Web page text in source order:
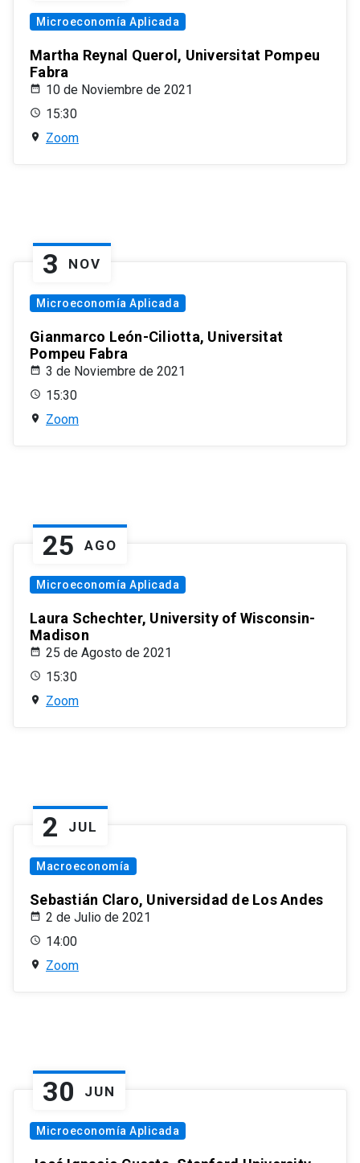
Microeconomía Aplicada
Martha Reynal Querol, Universitat Pompeu
Fabra
10 de Noviembre de 2021
15:30
Zoom
3 NOV
Microeconomía Aplicada
Gianmarco León-Ciliotta, Universitat
Pompeu Fabra
3 de Noviembre de 2021
15:30
Zoom
25 AGO
Microeconomía Aplicada
Laura Schechter, University of Wisconsin-
Madison
25 de Agosto de 2021
15:30
Zoom
2 JUL
Macroeconomía
Sebastián Claro, Universidad de Los Andes
2 de Julio de 2021
14:00
Zoom
30 JUN
Microeconomía Aplicada